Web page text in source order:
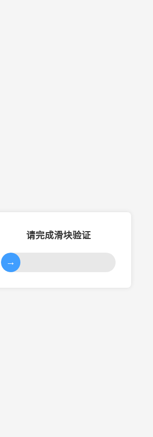
请完成滑块验证
→